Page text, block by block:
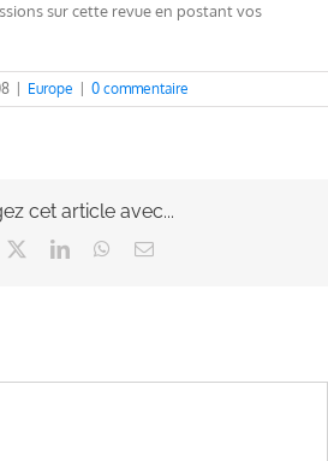
sur cette revue en postant vos
Europe 0 commentaire
cet article avec...
LinkedInWhatsApp
Email